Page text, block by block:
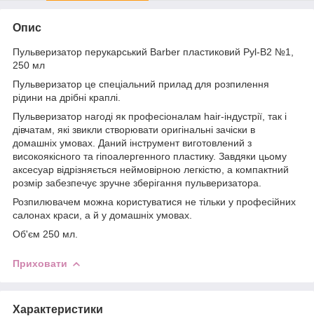
Опис
Пульверизатор перукарський Barber пластиковий Pyl-B2 №1,
250 мл
Пульверизатор це спеціальний прилад для розпилення
рідини на дрібні краплі.
Пульверизатор нагоді як професіоналам hair-індустрії, так і
дівчатам, які звикли створювати оригінальні зачіски в
домашніх умовах. Даний інструмент виготовлений з
високоякісного та гіпоалергенного пластику. Завдяки цьому
аксесуар відрізняється неймовірною легкістю, а компактний
розмір забезпечує зручне зберігання пульверизатора.
Розпилювачем можна користуватися не тільки у професійних
салонах краси, а й у домашніх умовах.
Об'єм 250 мл.
Приховати
Характеристики